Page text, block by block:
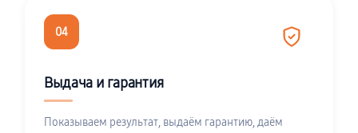
04
Выдача и гарантия
Показываем результат, выдаём гарантию, даём